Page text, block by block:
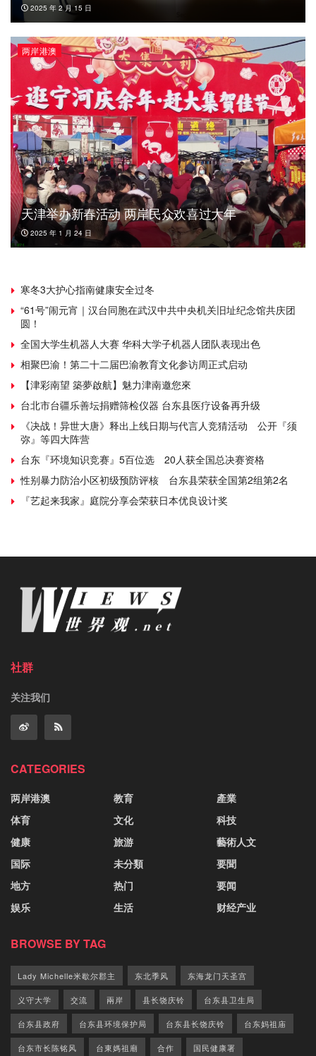
2025 年 2 月 15 日
两岸港澳
天津举办新春活动 两岸民众欢喜过大年
2025 年 1 月 24 日
寒冬3大护心指南健康安全过冬
“61号”闹元宵｜汉台同胞在武汉中共中央机关旧址纪念馆共庆团
圆！
全国大学生机器人大赛 华科大学子机器人团队表现出色
相聚巴渝！第二十二届巴渝教育文化参访周正式启动
【津彩南望 築夢啟航】魅力津南邀您來
台北市台疆乐善坛捐赠筛检仪器 台东县医疗设备再升级
《决战！异世大唐》释出上线日期与代言人竞猜活动 公开『须
弥』等四大阵营
台东『环境知识竞赛』5百位选 20人获全国总决赛资格
性别暴力防治小区初级预防评核 台东县荣获全国第2组第2名
『艺起来我家』庭院分享会荣获日本优良设计奖
社群
关注我们
CATEGORIES
两岸港澳
体育
健康
国际
地方
娱乐
教育
文化
旅游
未分類
热门
生活
產業
科技
藝術人文
要聞
要闻
财经产业
BROWSE BY TAG
Lady Michelle米歇尔郡主 东北季风 东海龙门天圣宫
义守大学 交流 兩岸 县长饶庆铃 台东县卫生局
台东县政府 台东县环境保护局 台东县长饶庆铃 台东妈祖庙
台东市长陈铭风 台東媽祖廟 合作 国民健康署